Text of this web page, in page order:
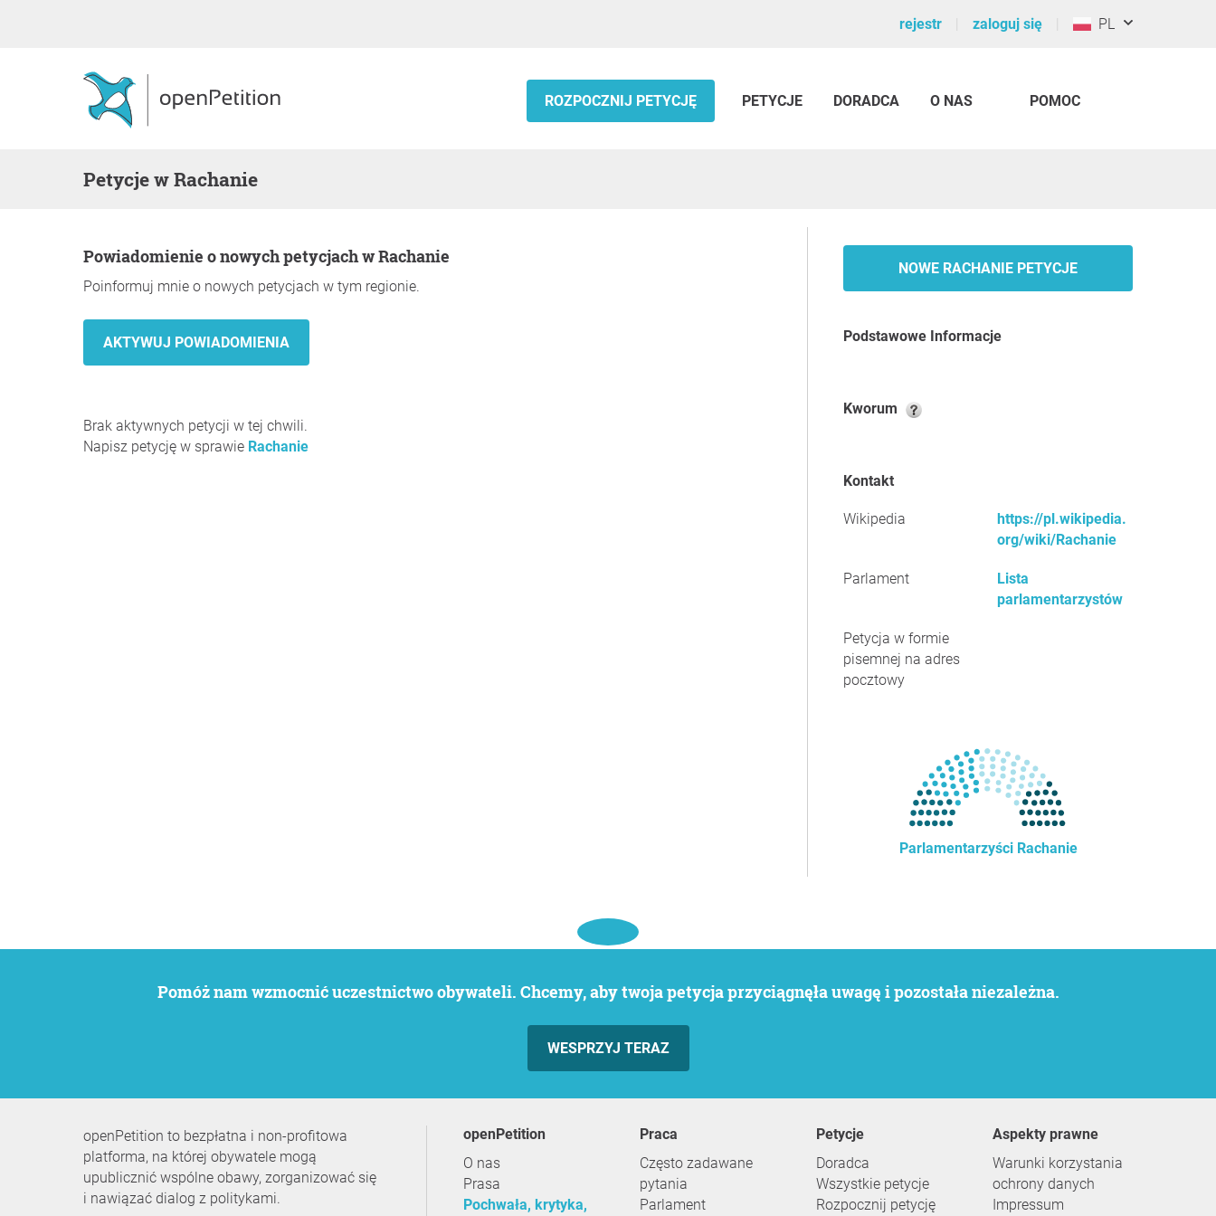
rejestr zaloguj się PL
ROZPOCZNIJ PETYCJĘ PETYCJE DORADCA O NAS POMOC
Petycje w Rachanie
Powiadomienie o nowych petycjach w Rachanie
Poinformuj mnie o nowych petycjach w tym regionie.
Brak aktywnych petycji w tej chwili.
Napisz petycję w sprawie Rachanie
NOWE RACHANIE PETYCJE
Podstawowe Informacje
Kworum
Kontakt
Wikipedia
https://pl.wikipedia.
org/wiki/Rachanie
Parlament
Lista
parlamentarzystów
Petycja w formie
pisemnej na adres
pocztowy
Parlamentarzyści Rachanie
Pomóż nam wzmocnić uczestnictwo obywateli. Chcemy, aby twoja petycja przyciągnęła uwagę i pozostała niezależna.
WESPRZYJ TERAZ
openPetition to bezpłatna i non-profitowa
platforma, na której obywatele mogą
upublicznić wspólne obawy, zorganizować się
i nawiązać dialog z politykami.
openPetition
O nas
Prasa
Pochwała, krytyka,
praca
Często zadawane
pytania
Parlament
Petycje
Doradca
Wszystkie petycje
Rozpocznij petycję
Aspekty prawne
Warunki korzystania
ochrony danych
Impressum